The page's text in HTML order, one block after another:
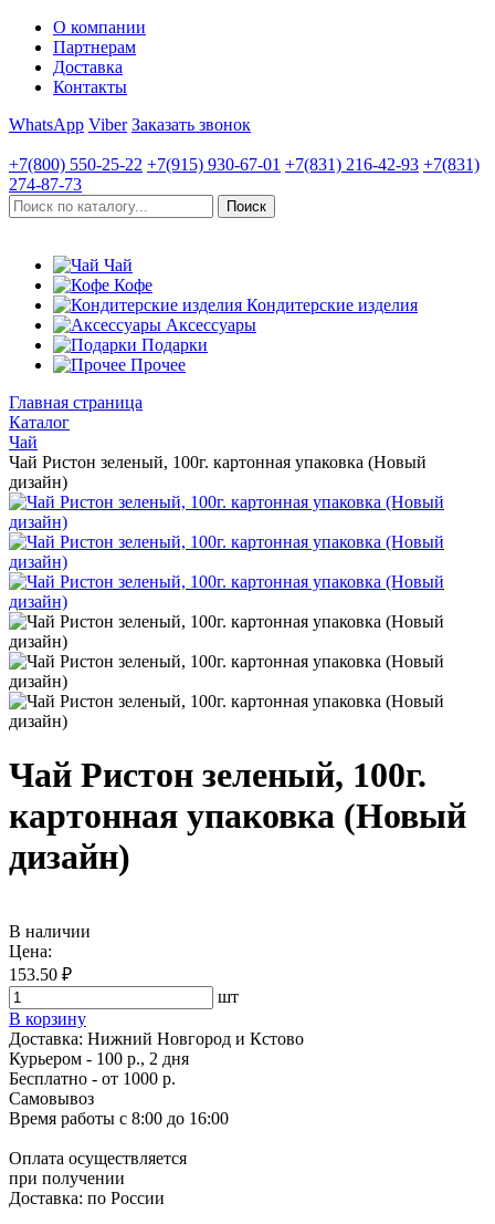
О компании
Партнерам
Доставка
Контакты
WhatsApp Viber Заказать звонок
+7(800) 550-25-22 +7(915) 930-67-01 +7(831) 216-42-93 +7(831)
274-87-73
Чай
Кофе
Кондитерские изделия
Аксессуары
Подарки
Прочее
Главная страница
Каталог
Чай
Чай Ристон зеленый, 100г. картонная упаковка (Новый
дизайн)
Чай Ристон зеленый, 100г.
картонная упаковка (Новый
дизайн)
В наличии
Цена:
153.50 ₽
шт
В корзину
Доставка: Нижний Новгород и Кстово
Курьером - 100 р., 2 дня
Бесплатно - от 1000 р.
Самовывоз
Время работы с 8:00 до 16:00
Оплата осуществляется
при получении
Доставка: по России